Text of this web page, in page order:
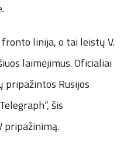
linija, o tai leistų V.
laimėjimus. Oficialiai
Rusijos
šis
pripažinimą.